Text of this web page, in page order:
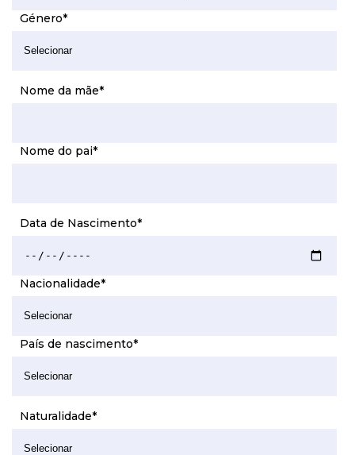
Género*
Nome da mãe*
Nome do pai*
Data de Nascimento*
Nacionalidade*
País de nascimento*
Naturalidade*